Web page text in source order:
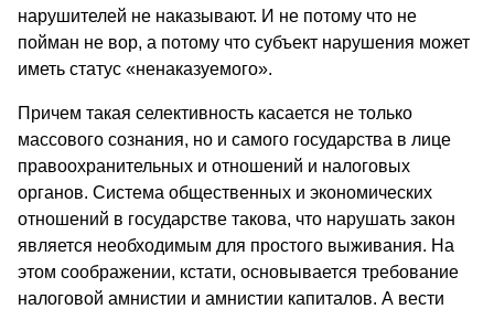
нарушителей не наказывают. И не потому что не
пойман не вор, а потому что субъект нарушения может
иметь статус «ненаказуемого».
Причем такая селективность касается не только
массового сознания, но и самого государства в лице
правоохранительных и отношений и налоговых
органов. Система общественных и экономических
отношений в государстве такова, что нарушать закон
является необходимым для простого выживания. На
этом соображении, кстати, основывается требование
налоговой амнистии и амнистии капиталов. А вести